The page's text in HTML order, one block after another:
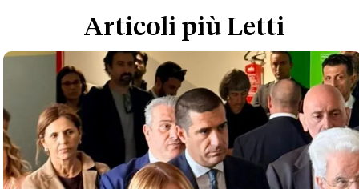
Articoli più Letti